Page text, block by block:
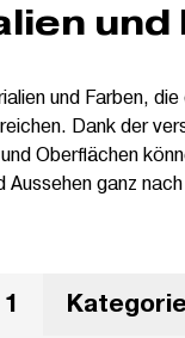
und
und Farben,
Dank der
Oberflächen
ganz